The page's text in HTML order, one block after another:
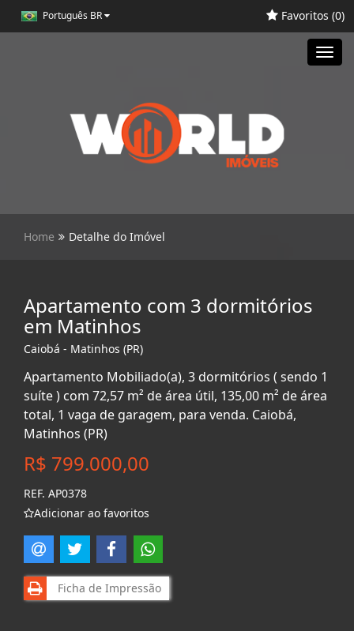
Português BR Favoritos (0)
Home Detalhe do Imóvel
Apartamento com 3 dormitórios
em Matinhos
Caiobá - Matinhos (PR)
Apartamento Mobiliado(a), 3 dormitórios ( sendo 1
suíte ) com 72,57 m² de área útil, 135,00 m² de área
total, 1 vaga de garagem, para venda. Caiobá,
Matinhos (PR)
R$ 799.000,00
REF. AP0378
Adicionar ao favoritos
Ficha de Impressão